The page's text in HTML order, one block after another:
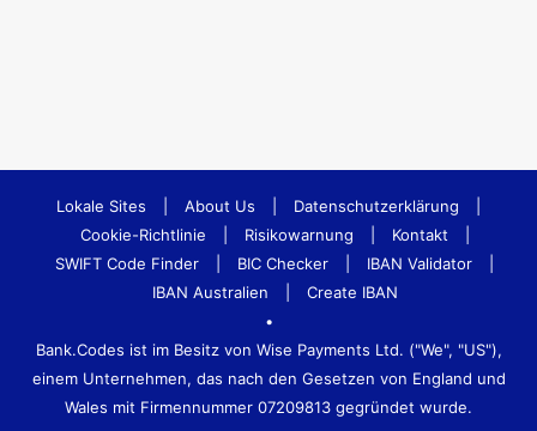
Lokale Sites About Us Datenschutzerklärung
Cookie-Richtlinie
Risikowarnung Kontakt
SWIFT Code Finder
BIC Checker IBAN Validator
IBAN Australien
Create IBAN
•
Bank.Codes ist im Besitz von Wise Payments Ltd. ("We", "US"),
einem Unternehmen, das nach den Gesetzen von England und
Wales mit Firmennummer 07209813 gegründet wurde.